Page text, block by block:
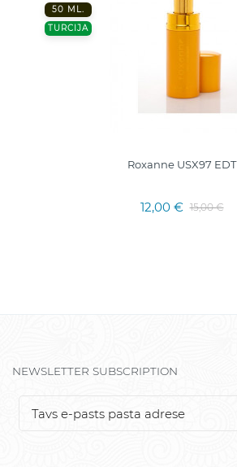
50 ML.
TURCIJA
Roxanne USX97 EDT
12,00 € 15,00 €
NEWSLETTER SUBSCRIPTION